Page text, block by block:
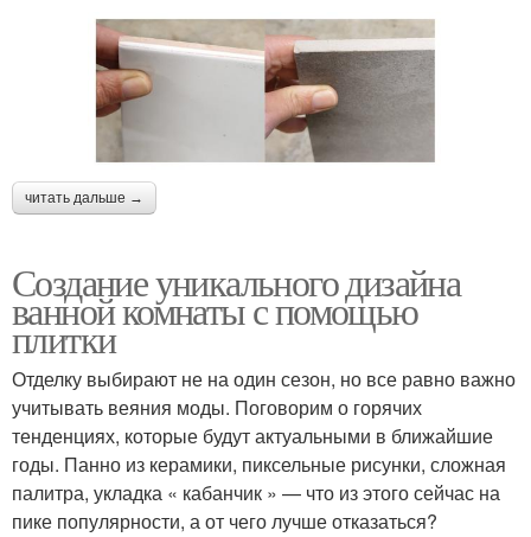
читать дальше →
Создание уникального дизайна
ванной комнаты с помощью
плитки
Отделку выбирают не на один сезон, но все равно важно
учитывать веяния моды. Поговорим о горячих
тенденциях, которые будут актуальными в ближайшие
годы. Панно из керамики, пиксельные рисунки, сложная
палитра, укладка « кабанчик » — что из этого сейчас на
пике популярности, а от чего лучше отказаться?